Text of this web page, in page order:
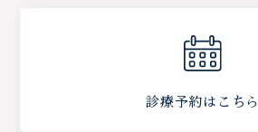
診療予約はこちら